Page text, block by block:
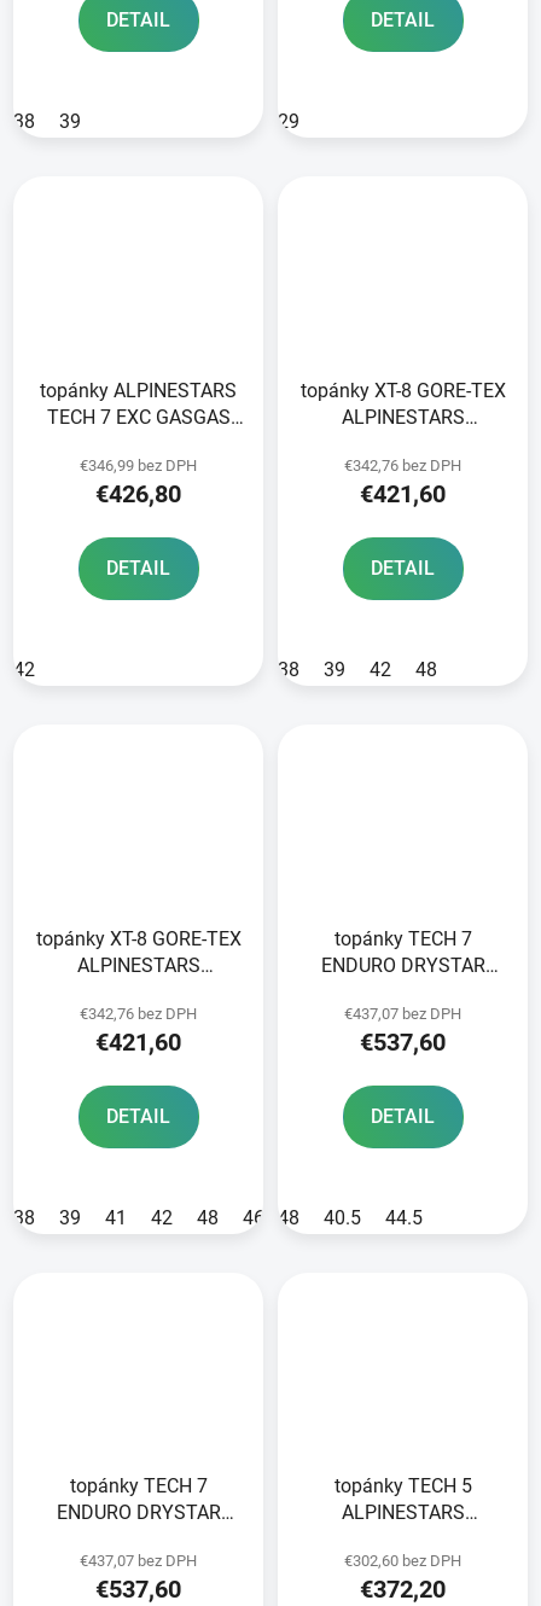
DETAIL
38 39
DETAIL
29
topánky ALPINESTARS
TECH 7 EXC GASGAS
€346,99 bez DPH
€426,80
DETAIL
42
topánky XT-8 GORE-TEX
ALPINESTARS
€342,76 bez DPH
€421,60
DETAIL
38 39 42 48
topánky XT-8 GORE-TEX
ALPINESTARS
€342,76 bez DPH
€421,60
DETAIL
38 39 41 42 48 46 44 45
topánky TECH 7
ENDURO DRYSTAR
ALPINESTARS black/red
2025
€437,07 bez DPH
€537,60
DETAIL
48 40.5 44.5
topánky TECH 7
ENDURO DRYSTAR
ALPINESTARS
black/white/blue/red
€437,07 bez DPH
€537,60
topánky TECH 5
ALPINESTARS
2025
€302,60 bez DPH
€372,20